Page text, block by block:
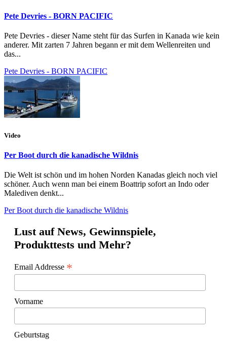
Pete Devries - BORN PACIFIC
Pete Devries - dieser Name steht für das Surfen in Kanada wie kein
anderer. Mit zarten 7 Jahren begann er mit dem Wellenreiten und
das...
Pete Devries - BORN PACIFIC
Video
Per Boot durch die kanadische Wildnis
Die Welt ist schön und im hohen Norden Kanadas gleich noch viel
schöner. Auch wenn man bei einem Boattrip sofort an Indo oder
Malediven denkt...
Per Boot durch die kanadische Wildnis
Lust auf News, Gewinnspiele,
Produkttests und Mehr?
Email Addresse *
Vorname
Geburtstag